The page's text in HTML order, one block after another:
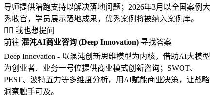
导师提供陪跑支持以解决落地问题；2026年3月以全国案例大
秀收官，学员展示落地成果，优秀案例将被纳入案例库。
🙋‍♂️ 我也想提问
前往 混沌AI商业咨询 (Deep Innovation) 寻找答案
Deep Innovation - 以混沌创新思维模型为内核，借助AI大模型
为创业者、业务一号位提供商业模式创新咨询；SWOT、
PEST、波特五力等多维度分析，用AI赋能商业决策，让战略
洞察触手可及。